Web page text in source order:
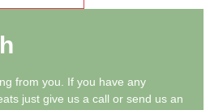
from you. If you have any
just give us a call or send us an